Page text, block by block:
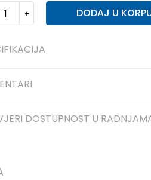
DODAJ U
DOSTUPNOST U